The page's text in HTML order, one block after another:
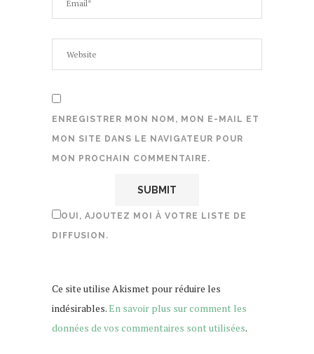
ENREGISTRER MON NOM, MON E-MAIL ET
MON SITE DANS LE NAVIGATEUR POUR
MON PROCHAIN COMMENTAIRE.
OUI, AJOUTEZ MOI À VOTRE LISTE DE
DIFFUSION.
Ce site utilise Akismet pour réduire les
indésirables.En savoir plus sur comment les
données de vos commentaires sont utilisées.